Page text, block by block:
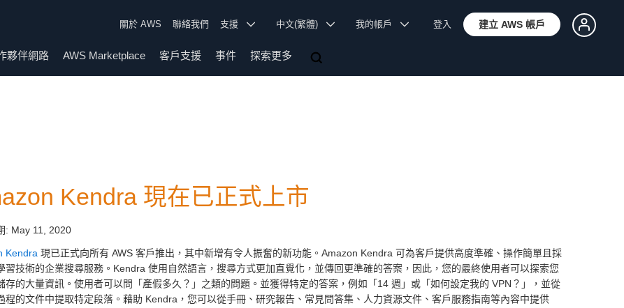
關於 AWS 聯絡我們 支援 中文(繁體) 我的帳戶 登入 建立 AWS 帳戶
夥伴網路 AWS Marketplace 客戶支援 事件 探索更多
Kendra 現在已正式上市
: May 11, 2020
Kendra 現已正式向所有 AWS 客戶推出，其中新增有令人振奮的新功能。Amazon Kendra 可為客戶提供高度準確、操作簡單且採
習技術的企業搜尋服務。Kendra 使用自然語言，搜尋方式更加直覺化，並傳回更準確的答案，因此，您的最終使用者可以探索您
存的大量資訊。使用者可以問「產假多久？」之類的問題。並獲得特定的答案，例如「14 週」或「如何設定我的 VPN？」，並從
程的文件中提取特定段落。藉助 Kendra，您可以從手冊、研究報告、常見問答集、人力資源文件、客戶服務指南等內容中提供